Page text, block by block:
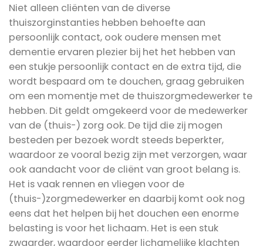
Niet alleen cliënten van de diverse
thuiszorginstanties hebben behoefte aan
persoonlijk contact, ook oudere mensen met
dementie ervaren plezier bij het het hebben van
een stukje persoonlijk contact en de extra tijd, die
wordt bespaard om te douchen, graag gebruiken
om een momentje met de thuiszorgmedewerker te
hebben. Dit geldt omgekeerd voor de medewerker
van de (thuis-) zorg ook. De tijd die zij mogen
besteden per bezoek wordt steeds beperkter,
waardoor ze vooral bezig zijn met verzorgen, waar
ook aandacht voor de cliënt van groot belang is.
Het is vaak rennen en vliegen voor de
(thuis-)zorgmedewerker en daarbij komt ook nog
eens dat het helpen bij het douchen een enorme
belasting is voor het lichaam. Het is een stuk
zwaarder, waardoor eerder lichamelijke klachten